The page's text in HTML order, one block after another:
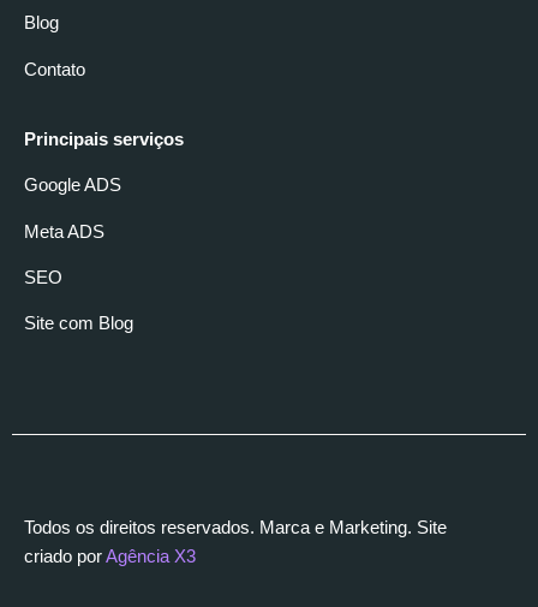
Blog
Contato
Principais serviços
Google ADS
Meta ADS
SEO
Site com Blog
Todos os direitos reservados. Marca e Marketing. Site
criado porAgência X3